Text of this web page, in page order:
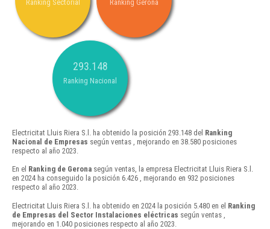
Ranking Sectorial Ranking Gerona
293.148
Ranking Nacional
Electricitat Lluis Riera S.l. ha obtenido la posición 293.148 del Ranking
Nacional de Empresas según ventas , mejorando en 38.580 posiciones
respecto al año 2023.
En el Ranking de Gerona según ventas, la empresa Electricitat Lluis Riera S.l.
en 2024 ha conseguido la posición 6.426 , mejorando en 932 posiciones
respecto al año 2023.
Electricitat Lluis Riera S.l. ha obtenido en 2024 la posición 5.480 en el Ranking
de Empresas del Sector Instalaciones eléctricas según ventas ,
mejorando en 1.040 posiciones respecto al año 2023.